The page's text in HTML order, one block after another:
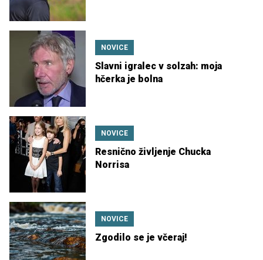
NOVICE
Slavni igralec v solzah: moja
hčerka je bolna
NOVICE
Resnično življenje Chucka
Norrisa
NOVICE
Zgodilo se je včeraj!